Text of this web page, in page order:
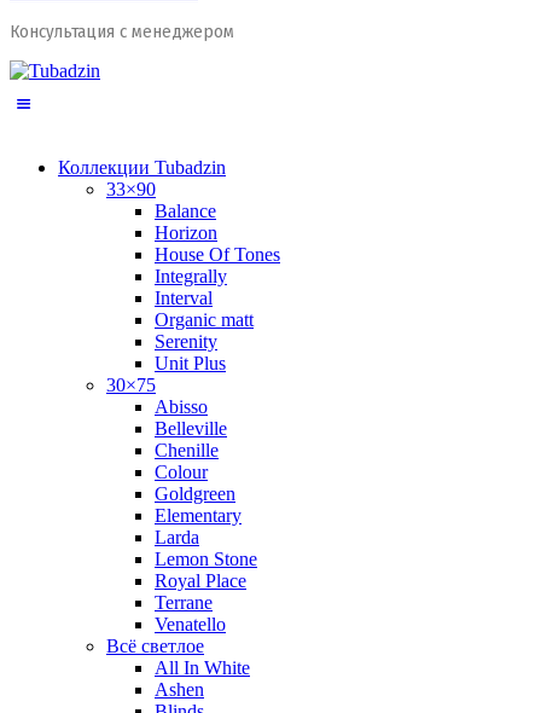
Консультация с менеджером
Коллекции Tubadzin
33×90
Balance
Horizon
House Of Tones
Integrally
Interval
Organic matt
Serenity
Unit Plus
30×75
Abisso
Belleville
Chenille
Colour
Goldgreen
Elementary
Larda
Lemon Stone
Royal Place
Terrane
Venatello
Всё светлое
All In White
Ashen